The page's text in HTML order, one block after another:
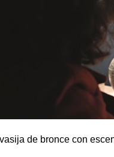
de bronce con